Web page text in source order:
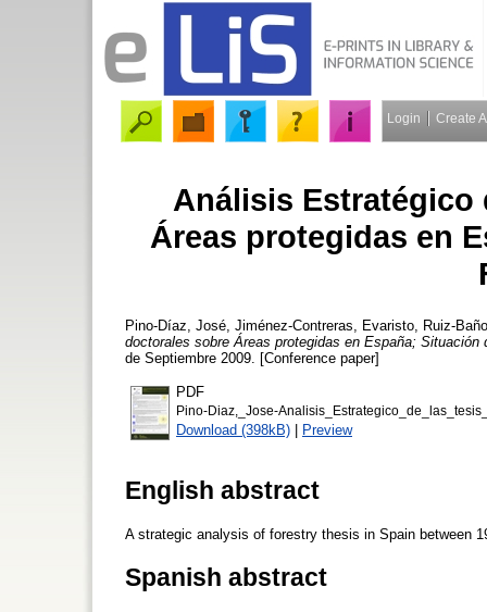
Login Create
Análisis Estratégico
Áreas protegidas en
Pino-Díaz, José Jiménez-Contreras, Evaristo
Ruiz-
doctorales sobre Áreas protegidas en España; Situación
de Septiembre 2009. [Conference paper]
PDF
Pino-Diaz,_Jose-
Download (398kB) | Preview
English abstract
A strategic analysis of forestry thesis in Spain between
Spanish abstract